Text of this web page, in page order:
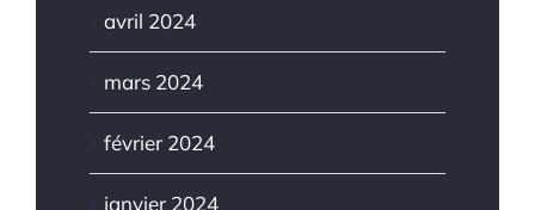
avril 2024
mars 2024
février 2024
janvier 2024